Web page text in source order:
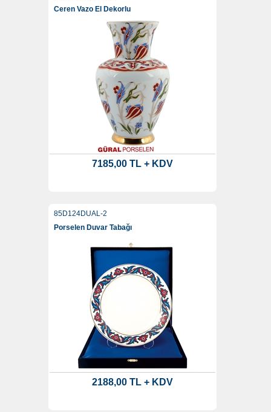
Ceren Vazo El Dekorlu
7185,00 TL + KDV
85D124DUAL-2
Porselen Duvar Tabağı
2188,00 TL + KDV